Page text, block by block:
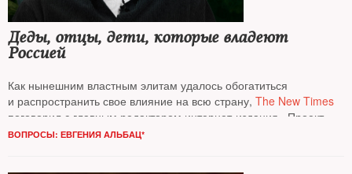
Деды, отцы, дети, которые владеют
Россией
Как нынешним властным элитам удалось обогатиться
и распространить свое влияние на всю страну, The New Times
поговорил с главным редактором интернет-­издания «Проект»
и руководителем расследования «Отцы и деды»
ВОПРОСЫ: ЕВГЕНИЯ АЛЬБАЦ*